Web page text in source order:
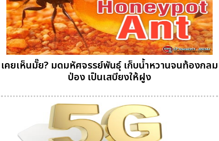
เคยเห็นมั๊ย? มดมหัศจรรย์พันธุ์ เก็บน้ำหวานจนท้องกลม
ป่อง เป็นเสบียงให้ฝูง